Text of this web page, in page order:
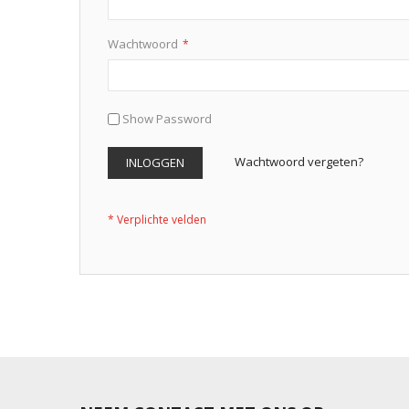
Wachtwoord
Show Password
INLOGGEN Wachtwoord vergeten?